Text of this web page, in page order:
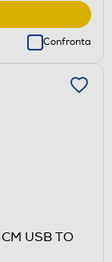
Confronta
USB TO